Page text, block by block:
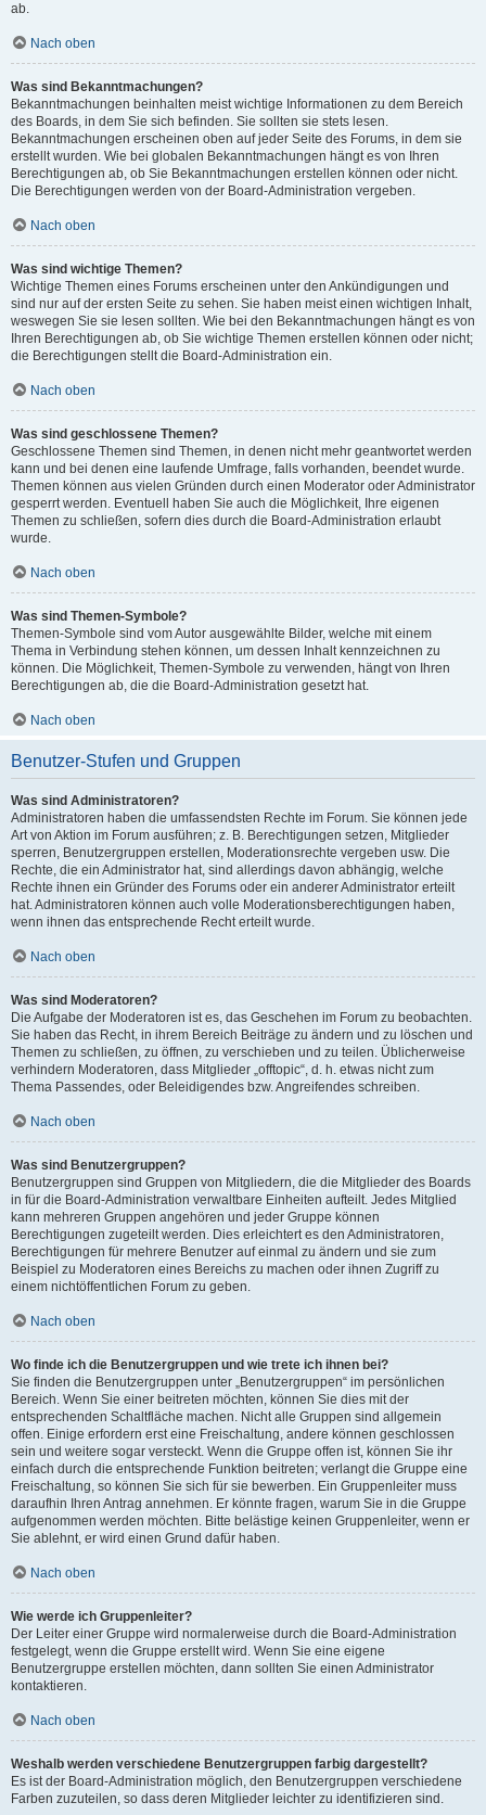
ab.
Nach oben
Was sind Bekanntmachungen?
Bekanntmachungen beinhalten meist wichtige Informationen zu dem Bereich
des Boards, in dem Sie sich befinden. Sie sollten sie stets lesen.
Bekanntmachungen erscheinen oben auf jeder Seite des Forums, in dem sie
erstellt wurden. Wie bei globalen Bekanntmachungen hängt es von Ihren
Berechtigungen ab, ob Sie Bekanntmachungen erstellen können oder nicht.
Die Berechtigungen werden von der Board-Administration vergeben.
Nach oben
Was sind wichtige Themen?
Wichtige Themen eines Forums erscheinen unter den Ankündigungen und
sind nur auf der ersten Seite zu sehen. Sie haben meist einen wichtigen Inhalt,
weswegen Sie sie lesen sollten. Wie bei den Bekanntmachungen hängt es von
Ihren Berechtigungen ab, ob Sie wichtige Themen erstellen können oder nicht;
die Berechtigungen stellt die Board-Administration ein.
Nach oben
Was sind geschlossene Themen?
Geschlossene Themen sind Themen, in denen nicht mehr geantwortet werden
kann und bei denen eine laufende Umfrage, falls vorhanden, beendet wurde.
Themen können aus vielen Gründen durch einen Moderator oder Administrator
gesperrt werden. Eventuell haben Sie auch die Möglichkeit, Ihre eigenen
Themen zu schließen, sofern dies durch die Board-Administration erlaubt
wurde.
Nach oben
Was sind Themen-Symbole?
Themen-Symbole sind vom Autor ausgewählte Bilder, welche mit einem
Thema in Verbindung stehen können, um dessen Inhalt kennzeichnen zu
können. Die Möglichkeit, Themen-Symbole zu verwenden, hängt von Ihren
Berechtigungen ab, die die Board-Administration gesetzt hat.
Nach oben
Benutzer-Stufen und Gruppen
Was sind Administratoren?
Administratoren haben die umfassendsten Rechte im Forum. Sie können jede
Art von Aktion im Forum ausführen; z. B. Berechtigungen setzen, Mitglieder
sperren, Benutzergruppen erstellen, Moderationsrechte vergeben usw. Die
Rechte, die ein Administrator hat, sind allerdings davon abhängig, welche
Rechte ihnen ein Gründer des Forums oder ein anderer Administrator erteilt
hat. Administratoren können auch volle Moderationsberechtigungen haben,
wenn ihnen das entsprechende Recht erteilt wurde.
Nach oben
Was sind Moderatoren?
Die Aufgabe der Moderatoren ist es, das Geschehen im Forum zu beobachten.
Sie haben das Recht, in ihrem Bereich Beiträge zu ändern und zu löschen und
Themen zu schließen, zu öffnen, zu verschieben und zu teilen. Üblicherweise
verhindern Moderatoren, dass Mitglieder „offtopic“, d. h. etwas nicht zum
Thema Passendes, oder Beleidigendes bzw. Angreifendes schreiben.
Nach oben
Was sind Benutzergruppen?
Benutzergruppen sind Gruppen von Mitgliedern, die die Mitglieder des Boards
in für die Board-Administration verwaltbare Einheiten aufteilt. Jedes Mitglied
kann mehreren Gruppen angehören und jeder Gruppe können
Berechtigungen zugeteilt werden. Dies erleichtert es den Administratoren,
Berechtigungen für mehrere Benutzer auf einmal zu ändern und sie zum
Beispiel zu Moderatoren eines Bereichs zu machen oder ihnen Zugriff zu
einem nichtöffentlichen Forum zu geben.
Nach oben
Wo finde ich die Benutzergruppen und wie trete ich ihnen bei?
Sie finden die Benutzergruppen unter „Benutzergruppen“ im persönlichen
Bereich. Wenn Sie einer beitreten möchten, können Sie dies mit der
entsprechenden Schaltfläche machen. Nicht alle Gruppen sind allgemein
offen. Einige erfordern erst eine Freischaltung, andere können geschlossen
sein und weitere sogar versteckt. Wenn die Gruppe offen ist, können Sie ihr
einfach durch die entsprechende Funktion beitreten; verlangt die Gruppe eine
Freischaltung, so können Sie sich für sie bewerben. Ein Gruppenleiter muss
daraufhin Ihren Antrag annehmen. Er könnte fragen, warum Sie in die Gruppe
aufgenommen werden möchten. Bitte belästige keinen Gruppenleiter, wenn er
Sie ablehnt, er wird einen Grund dafür haben.
Nach oben
Wie werde ich Gruppenleiter?
Der Leiter einer Gruppe wird normalerweise durch die Board-Administration
festgelegt, wenn die Gruppe erstellt wird. Wenn Sie eine eigene
Benutzergruppe erstellen möchten, dann sollten Sie einen Administrator
kontaktieren.
Nach oben
Weshalb werden verschiedene Benutzergruppen farbig dargestellt?
Es ist der Board-Administration möglich, den Benutzergruppen verschiedene
Farben zuzuteilen, so dass deren Mitglieder leichter zu identifizieren sind.